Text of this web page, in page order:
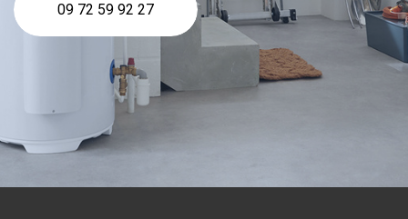
09 72 59 92 27